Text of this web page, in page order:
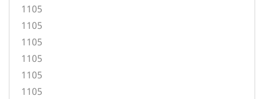
1105
1105
1105
1105
1105
1105